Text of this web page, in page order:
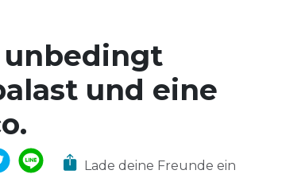
unbedingt
und eine
Lade deine Freunde ein